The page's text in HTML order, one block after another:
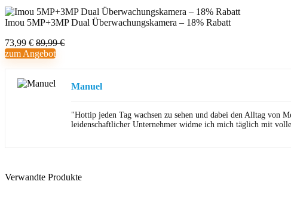
Imou 5MP+3MP Dual Überwachungskamera – 18% Rabatt
73,99 € 89,99 €
zum Angebot
Manuel
"Hottip jeden Tag wachsen zu sehen und dabei den Alltag von
leidenschaftlicher Unternehmer widme ich mich täglich mit
Verwandte Produkte